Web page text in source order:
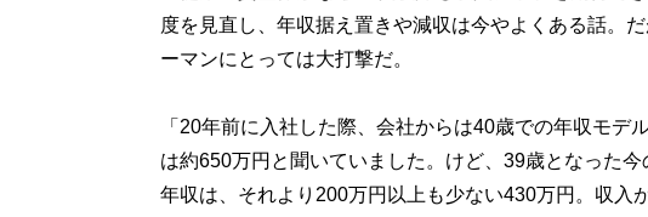
度を見直し、年収据え置きや減収は今やよくある話。
ーマンにとっては大打撃だ。
「20年前に入社した際、会社からは40歳での年収モデ
は約650万円と聞いていました。けど、39歳となった今
年収は、それより200万円以上も少ない430万円。収入